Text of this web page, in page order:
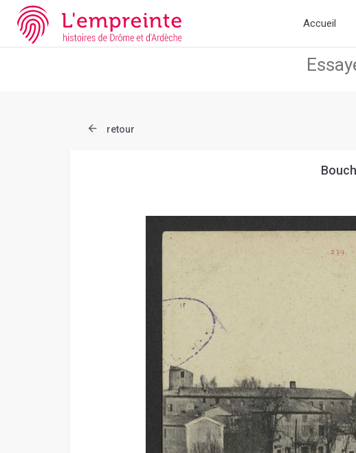
Array ( [slug] => document [ref] => B263626101_CP187 )
Accueil
retour